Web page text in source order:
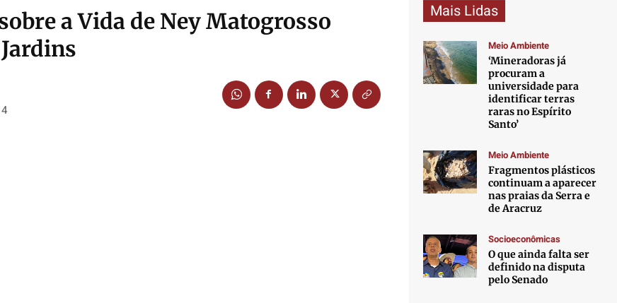
a Vida de Ney Matogrosso
Mais Lidas
Meio Ambiente
‘Mineradoras já
procuram a
universidade para
identificar terras
raras no Espírito
Santo’
Meio Ambiente
Fragmentos plásticos
continuam a aparecer
nas praias da Serra e
de Aracruz
Socioeconômicas
O que ainda falta ser
definido na disputa
pelo Senado